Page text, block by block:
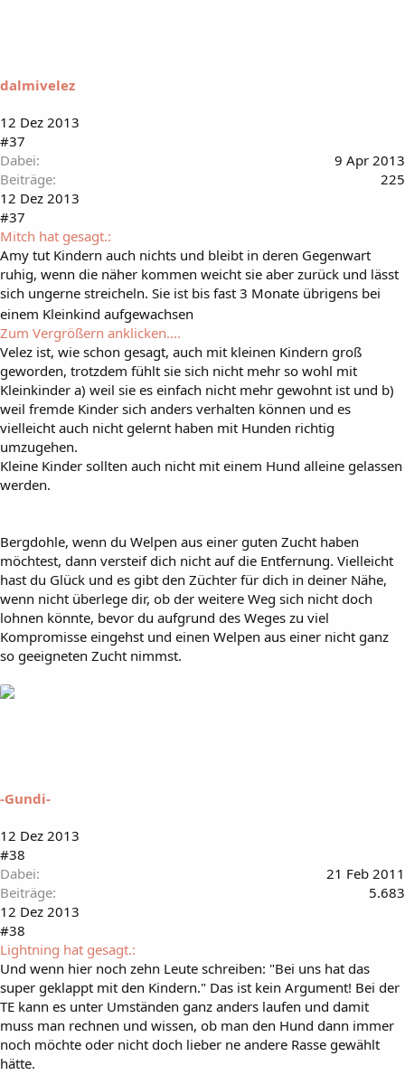
dalmivelez
12 Dez 2013
#37
Dabei
9 Apr 2013
Beiträge
225
12 Dez 2013
#37
Mitch hat gesagt.:
Amy tut Kindern auch nichts und bleibt in deren Gegenwart
ruhig, wenn die näher kommen weicht sie aber zurück und lässt
sich ungerne streicheln. Sie ist bis fast 3 Monate übrigens bei
einem Kleinkind aufgewachsen
Zum Vergrößern anklicken....
Velez ist, wie schon gesagt, auch mit kleinen Kindern groß
geworden, trotzdem fühlt sie sich nicht mehr so wohl mit
Kleinkinder a) weil sie es einfach nicht mehr gewohnt ist und b)
weil fremde Kinder sich anders verhalten können und es
vielleicht auch nicht gelernt haben mit Hunden richtig
umzugehen.
Kleine Kinder sollten auch nicht mit einem Hund alleine gelassen
werden.
Bergdohle, wenn du Welpen aus einer guten Zucht haben
möchtest, dann versteif dich nicht auf die Entfernung. Vielleicht
hast du Glück und es gibt den Züchter für dich in deiner Nähe,
wenn nicht überlege dir, ob der weitere Weg sich nicht doch
lohnen könnte, bevor du aufgrund des Weges zu viel
Kompromisse eingehst und einen Welpen aus einer nicht ganz
so geeigneten Zucht nimmst.
-Gundi-
12 Dez 2013
#38
Dabei
21 Feb 2011
Beiträge
5.683
12 Dez 2013
#38
Lightning hat gesagt.:
Und wenn hier noch zehn Leute schreiben: "Bei uns hat das
super geklappt mit den Kindern." Das ist kein Argument! Bei der
TE kann es unter Umständen ganz anders laufen und damit
muss man rechnen und wissen, ob man den Hund dann immer
noch möchte oder nicht doch lieber ne andere Rasse gewählt
hätte.